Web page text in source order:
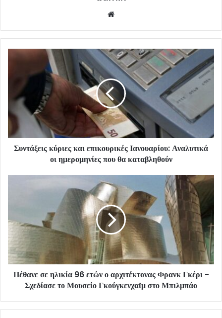
Συντάξεις κύριες και επικουρικές Ιανουαρίου: Αναλυτικά
οι ημερομηνίες που θα καταβληθούν
Πέθανε σε ηλικία 96 ετών ο αρχιτέκτονας Φρανκ Γκέρι -
Σχεδίασε το Μουσείο Γκούγκενχαϊμ στο Μπιλμπάο